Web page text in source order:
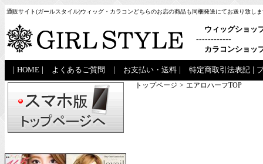
通販サイト(ガールスタイル)ウィッグ・カラコンどちらのお店の商品も同梱発送にてお送り致し
ウィッグショッ
------------
カラコンショッ
HOME よくあるご質問 お支払い・送料 特定商取引法表記
トップページ > エアロハーフTOP